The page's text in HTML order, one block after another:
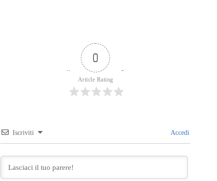
0
Article Rating
Iscriviti Accedi